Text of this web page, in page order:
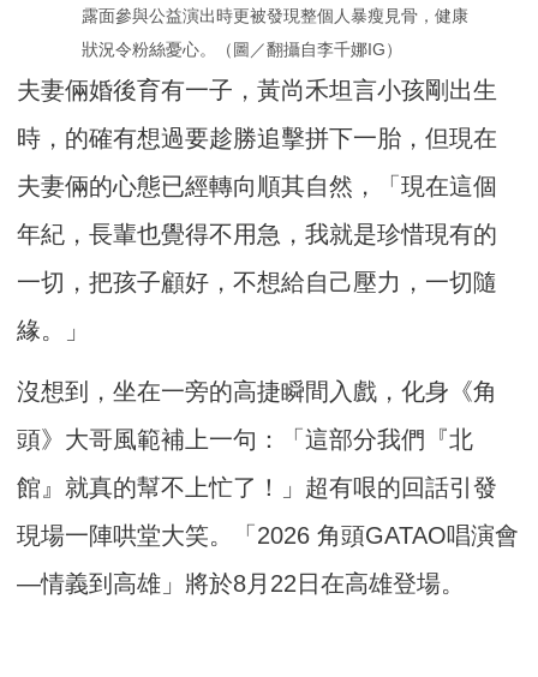
露面參與公益演出時更被發現整個人暴瘦見骨，健康
狀況令粉絲憂心。（圖／翻攝自李千娜IG）
夫妻倆婚後育有一子，黃尚禾坦言小孩剛出生
時，的確有想過要趁勝追擊拼下一胎，但現在
夫妻倆的心態已經轉向順其自然，「現在這個
年紀，長輩也覺得不用急，我就是珍惜現有的
一切，把孩子顧好，不想給自己壓力，一切隨
緣。」
沒想到，坐在一旁的高捷瞬間入戲，化身《角
頭》大哥風範補上一句：「這部分我們『北
館』就真的幫不上忙了！」超有哏的回話引發
現場一陣哄堂大笑。「2026 角頭GATAO唱演會
—情義到高雄」將於8月22日在高雄登場。